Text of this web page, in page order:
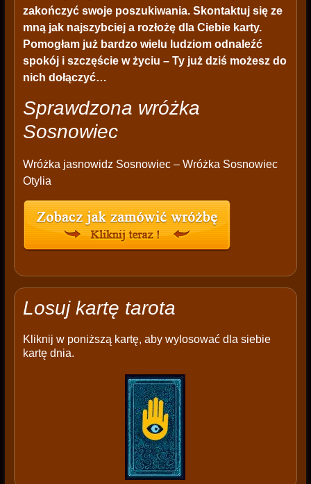
zakończyć swoje poszukiwania. Skontaktuj się ze
mną jak najszybciej a rozłożę dla Ciebie karty.
Pomogłam już bardzo wielu ludziom odnaleźć
spokój i szczęście w życiu – Ty już dziś możesz do
nich dołączyć…
Sprawdzona wróżka
Sosnowiec
Wróżka jasnowidz Sosnowiec – Wróżka Sosnowiec
Otylia
Losuj kartę tarota
Kliknij w poniższą kartę, aby wylosować dla siebie
kartę dnia.